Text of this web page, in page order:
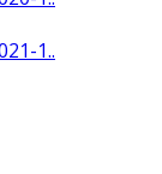
1..